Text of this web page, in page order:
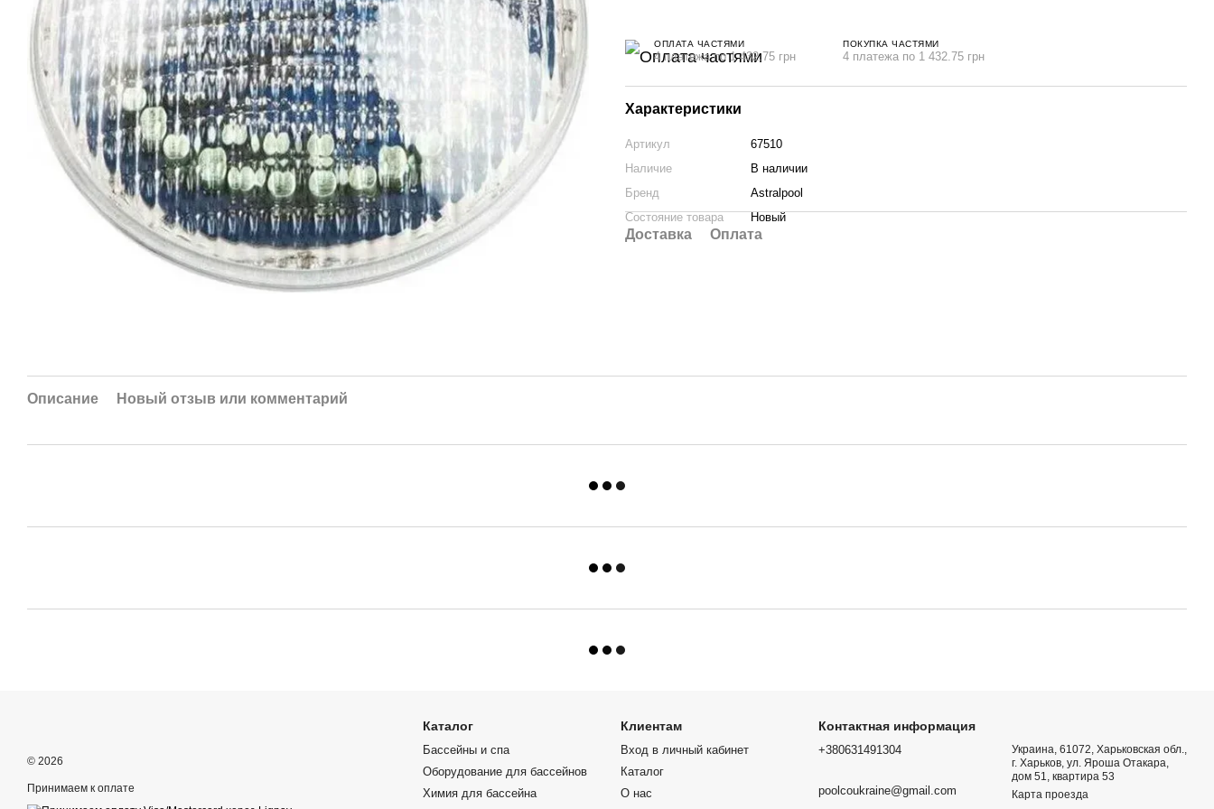
ОПЛАТА ЧАСТЯМИ
4 платежа по 1 432.75 грн
ПОКУПКА ЧАСТЯМИ
4 платежа по 1 432.75 грн
Характеристики
Артикул
67510
Наличие
В наличии
Бренд
Astralpool
Состояние товара
Новый
Доставка Оплата
Описание Новый отзыв или комментарий
© 2026
Принимаем к оплате
Каталог
Бассейны и спа
Оборудование для бассейнов
Химия для бассейна
Клиентам
Вход в личный кабинет
Каталог
О нас
Контактная информация
+380631491304
poolcoukraine@gmail.com
Украина, 61072, Харьковская обл.,
г. Харьков, ул. Яроша Отакара,
дом 51, квартира 53
Карта проезда